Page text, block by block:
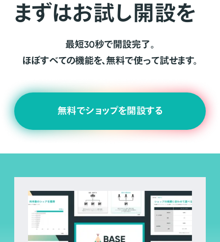
まずはお試し開設を
最短30秒で開設完了。
ほぼすべての機能を、無料で使って試せます。
無料でショップを開設する